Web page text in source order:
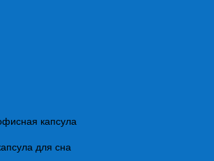
капсула
для сна